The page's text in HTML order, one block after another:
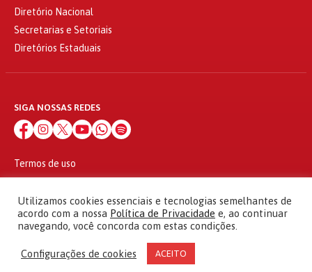
Diretório Nacional
Secretarias e Setoriais
Diretórios Estaduais
SIGA NOSSAS REDES
Termos de uso
© 2010 - 2026
Partido dos Trabalhadores Todos os direitos reservados
Utilizamos cookies essenciais e tecnologias semelhantes de
acordo com a nossa Política de Privacidade e, ao continuar
navegando, você concorda com estas condições.
Configurações de cookies ACEITO